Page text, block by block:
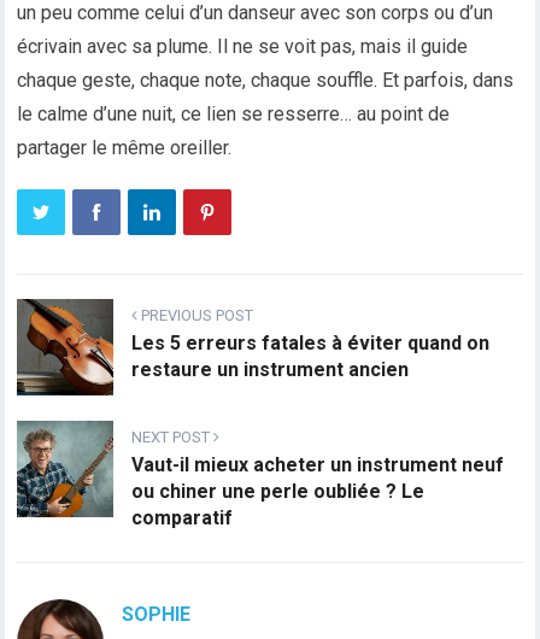
un peu comme celui d’un danseur avec son corps ou d’un
écrivain avec sa plume. Il ne se voit pas, mais il guide
chaque geste, chaque note, chaque souffle. Et parfois, dans
le calme d’une nuit, ce lien se resserre… au point de
partager le même oreiller.
PREVIOUS POST
Les 5 erreurs fatales à éviter quand on
restaure un instrument ancien
NEXT POST
Vaut-il mieux acheter un instrument neuf
ou chiner une perle oubliée ? Le
comparatif
SOPHIE